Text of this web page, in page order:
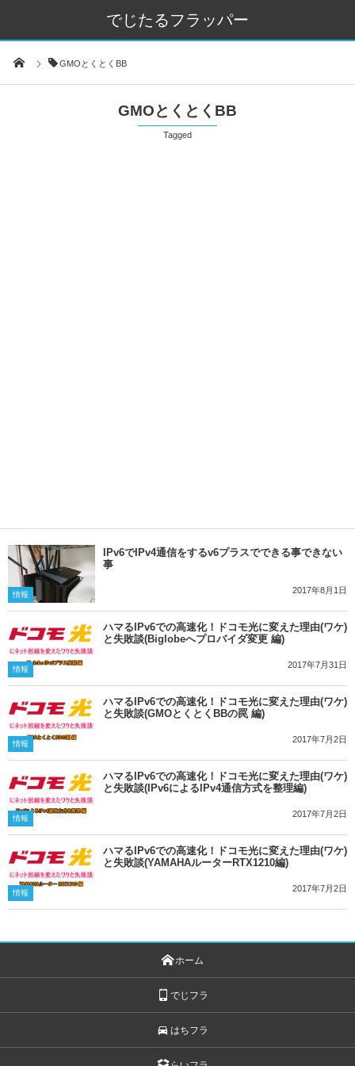
でじたるフラッパー
GMOとくとくBB
GMOとくとくBB
Tagged
情報
IPv6でIPv4通信をするv6プラスでできる事できない
事
2017年8月1日
情報
ハマるIPv6での高速化！ドコモ光に変えた理由(ワケ)
と失敗談(Biglobeへプロバイダ変更 編)
2017年7月31日
情報
ハマるIPv6での高速化！ドコモ光に変えた理由(ワケ)
と失敗談(GMOとくとくBBの罠 編)
2017年7月2日
情報
ハマるIPv6での高速化！ドコモ光に変えた理由(ワケ)
と失敗談(IPv6によるIPv4通信方式を整理編)
2017年7月2日
情報
ハマるIPv6での高速化！ドコモ光に変えた理由(ワケ)
と失敗談(YAMAHAルーターRTX1210編)
2017年7月2日
ホーム
でじフラ
はちフラ